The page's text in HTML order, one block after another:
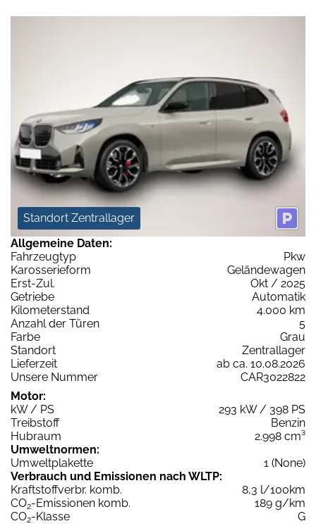
Standort Zentrallager
Allgemeine Daten:
Fahrzeugtyp
Pkw
Karosserieform
Geländewagen
Erst-Zul.
Okt / 2025
Getriebe
Automatik
Kilometerstand
4.000 km
Anzahl der Türen
5
Farbe
Grau
Standort
Zentrallager
Lieferzeit
ab ca. 10.08.2026
Unsere Nummer
CAR3022822
Motor:
kW / PS
293 kW / 398 PS
Treibstoff
Benzin
Hubraum
2.998 cm³
Umweltnormen:
Umweltplakette
1 (None)
Verbrauch und Emissionen nach WLTP:
Kraftstoffverbr. komb.
8,3 l/100km
CO2-Emissionen komb.
189 g/km
CO2-Klasse
G